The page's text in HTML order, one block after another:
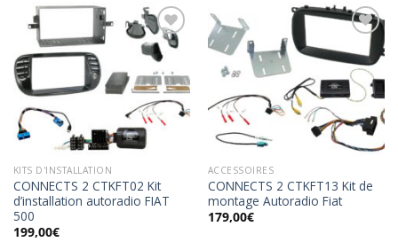
Ajouter
à la
wishlist
KITS D'INSTALLATION
CONNECTS 2 CTKFT02 Kit
d’installation autoradio FIAT
500
199,00€
Ajouter
à la
wishlist
ACCESSOIRES
CONNECTS 2 CTKFT13 Kit de
montage Autoradio Fiat
179,00€